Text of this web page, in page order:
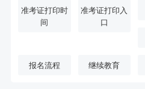
准考证打印时
间
准考证打印入
口
报名流程 继续教育